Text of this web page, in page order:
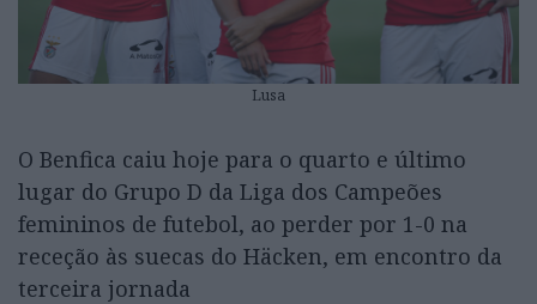
Lusa
O Benfica caiu hoje para o quarto e último
lugar do Grupo D da Liga dos Campeões
femininos de futebol, ao perder por 1-0 na
receção às suecas do Häcken, em encontro da
terceira jornada